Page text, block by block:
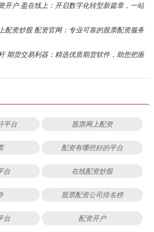
开户 盈在线上：开启数字化转型新篇章，一站
配资炒股 配资官网：专业可靠的股票配资服务
期货交易利器：精选优质期货软件，助您把握
平台 股票网上配资
配资有哪些好的平台
台 在线配资炒股
股票配资公司排名榜
台 配资开户